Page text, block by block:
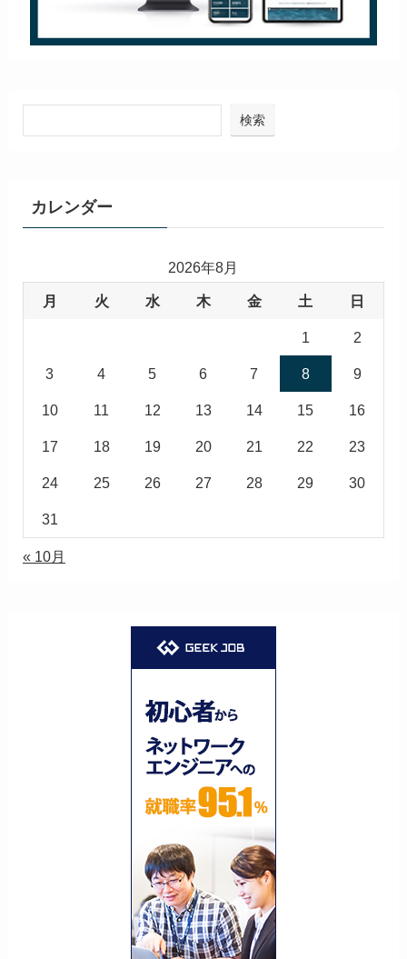
検索
カレンダー
2026年8月
月 火 水 木 金 土 日
1 2
3 4 5 6 7 8 9
10 11 12 13 14 15 16
17 18 19 20 21 22 23
24 25 26 27 28 29 30
31
« 10月